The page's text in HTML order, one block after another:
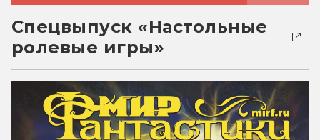
Спецвыпуск «Настольные
ролевые игры»